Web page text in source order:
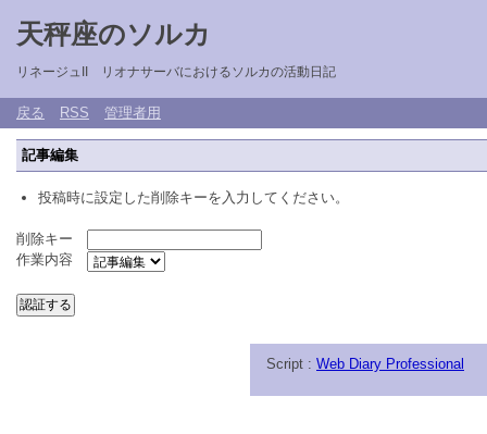
天秤座のソルカ
リネージュII リオナサーバにおけるソルカの活動日記
戻る RSS 管理者用
記事編集
投稿時に設定した削除キーを入力してください。
削除キー
作業内容
Script : Web Diary Professional